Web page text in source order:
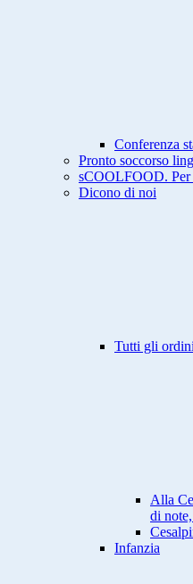
Conferenza
Pronto soccorso
sCOOLFOOD. Per
Dicono di noi
Tutti gli
Alla
di
Infanzia